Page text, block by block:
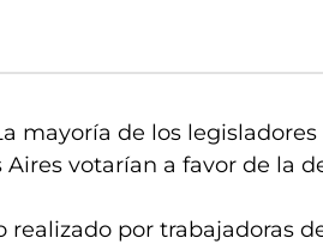
mayoría de los legisladores
votarían a favor de la
por trabajadoras